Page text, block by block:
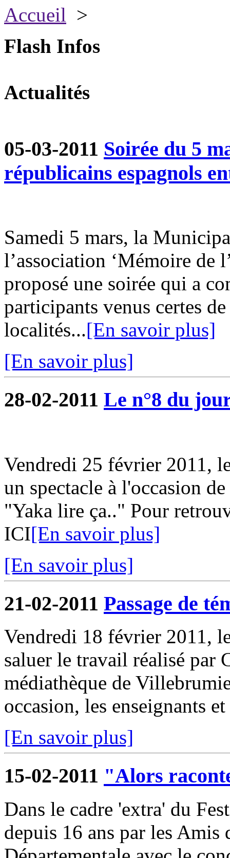
Accueil >
Flash Infos
Actualités
05-03-2011 Soirée du 5
républicains espagnols
Samedi 5 mars, la
l’association ‘Mémoire de
proposé une soirée qui a
participants venus certes
localités...[En savoir plus]
[En savoir plus]
28-02-2011 Le n°8 du
Vendredi 25 février 2011,
un spectacle à l'occasion
"Yaka lire ça.." Pour
ICI[En savoir plus]
[En savoir plus]
21-02-2011 Passage de
Vendredi 18 février 2011,
saluer le travail réalisé par
médiathèque de
occasion, les enseignants
[En savoir plus]
15-02-2011 "Alors
Dans le cadre 'extra' du
depuis 16 ans par les Amis